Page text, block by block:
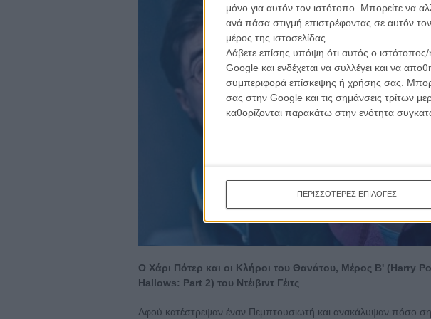
μόνο για αυτόν τον ιστότοπο. Μπορείτε να
ανά πάσα στιγμή επιστρέφοντας σε αυτόν
μέρος της ιστοσελίδας.
Λάβετε επίσης υπόψη ότι αυτός ο
Google και ενδέχεται να συλλέγει και να
συμπεριφορά επίσκεψης ή χρήσης σας.
σας στην Google και τις σημάνσεις τρίτων
καθορίζονται παρακάτω στην ενότητα
ΠΕΡΙΣΣΟΤΕΡΕΣ ΕΠΙΛΟΓΕΣ
Ο Χάρι Πότερ και οι Κλήροι του Θανάτου, Μέρος Β' (Harry
Hallows: Part 2) του Ντέιβιντ Γέιτς
Αφού κατέστρεψαν έναν Πεμπτουσιωτή και ανακάλυψαν πόσο
κινηματογραφικές ειδήσεις | νέες
κριτικές | συνεντεύξεις | απόψεις |